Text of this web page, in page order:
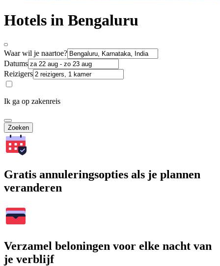
Hotels in Bengaluru
Waar wil je naartoe?
Datums
Reizigers
Ik ga op zakenreis
Zoeken
Gratis annuleringsopties als je plannen
veranderen
Verzamel beloningen voor elke nacht van
je verblijf